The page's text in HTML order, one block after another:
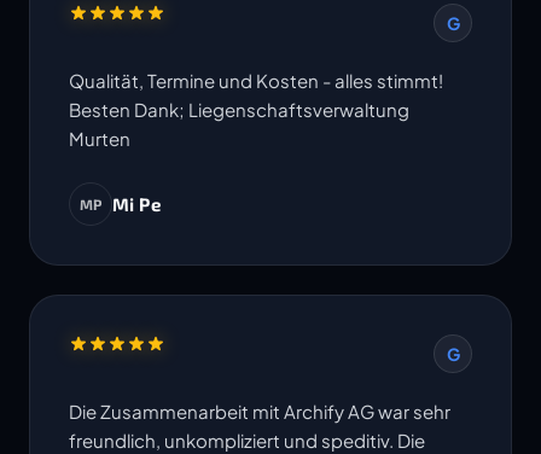
G
Qualität, Termine und Kosten - alles stimmt!
Besten Dank; Liegenschaftsverwaltung
Murten
MP Mi Pe
G
Die Zusammenarbeit mit Archify AG war sehr
freundlich, unkompliziert und speditiv. Die